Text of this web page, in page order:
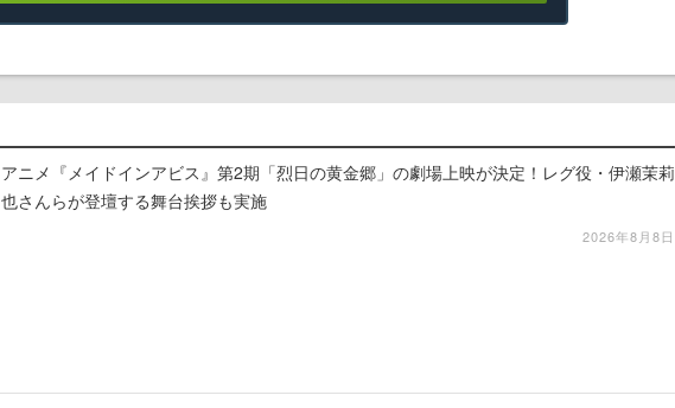
アニメ『メイドインアビス』第2期「烈日の黄金郷」の劇場上映が決定！レグ役・伊瀬茉莉
也さんらが登壇する舞台挨拶も実施
2026年8月8日